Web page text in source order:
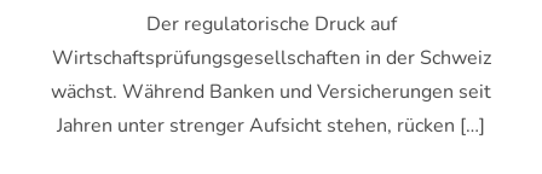
Der regulatorische Druck auf
Wirtschaftsprüfungsgesellschaften in der Schweiz
wächst. Während Banken und Versicherungen seit
Jahren unter strenger Aufsicht stehen, rücken […]